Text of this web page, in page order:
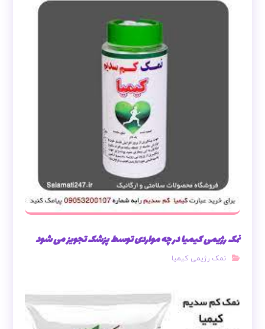
نمک رژیمی کیمیا در چه مواردی توسط پزشک تجویز می شود
نمک رژیمی کیمیا